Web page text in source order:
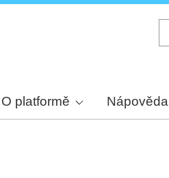
O platformě Nápověda